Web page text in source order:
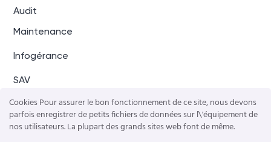
Audit
Maintenance
Infogérance
SAV
Nos solutions
Cookies Pour assurer le bon fonctionnement de ce site, nous devons
parfois enregistrer de petits fichiers de données sur l\'équipement de
nos utilisateurs. La plupart des grands sites web font de même.